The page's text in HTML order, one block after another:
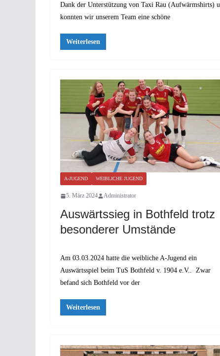
Dank der Unterstützung von Taxi Rau (Aufwärmshirts)
konnten wir unserem Team eine schöne
Weiterlesen
A-JUGEND WEIBLICHE JUGEND
5. März 2024 Administrator
Auswärtssieg in Bothfeld trotz
besonderer Umstände
Am 03.03.2024 hatte die weibliche A-Jugend ein
Auswärtsspiel beim TuS Bothfeld v. 1904 e.V.. Zwar
befand sich Bothfeld vor der
Weiterlesen